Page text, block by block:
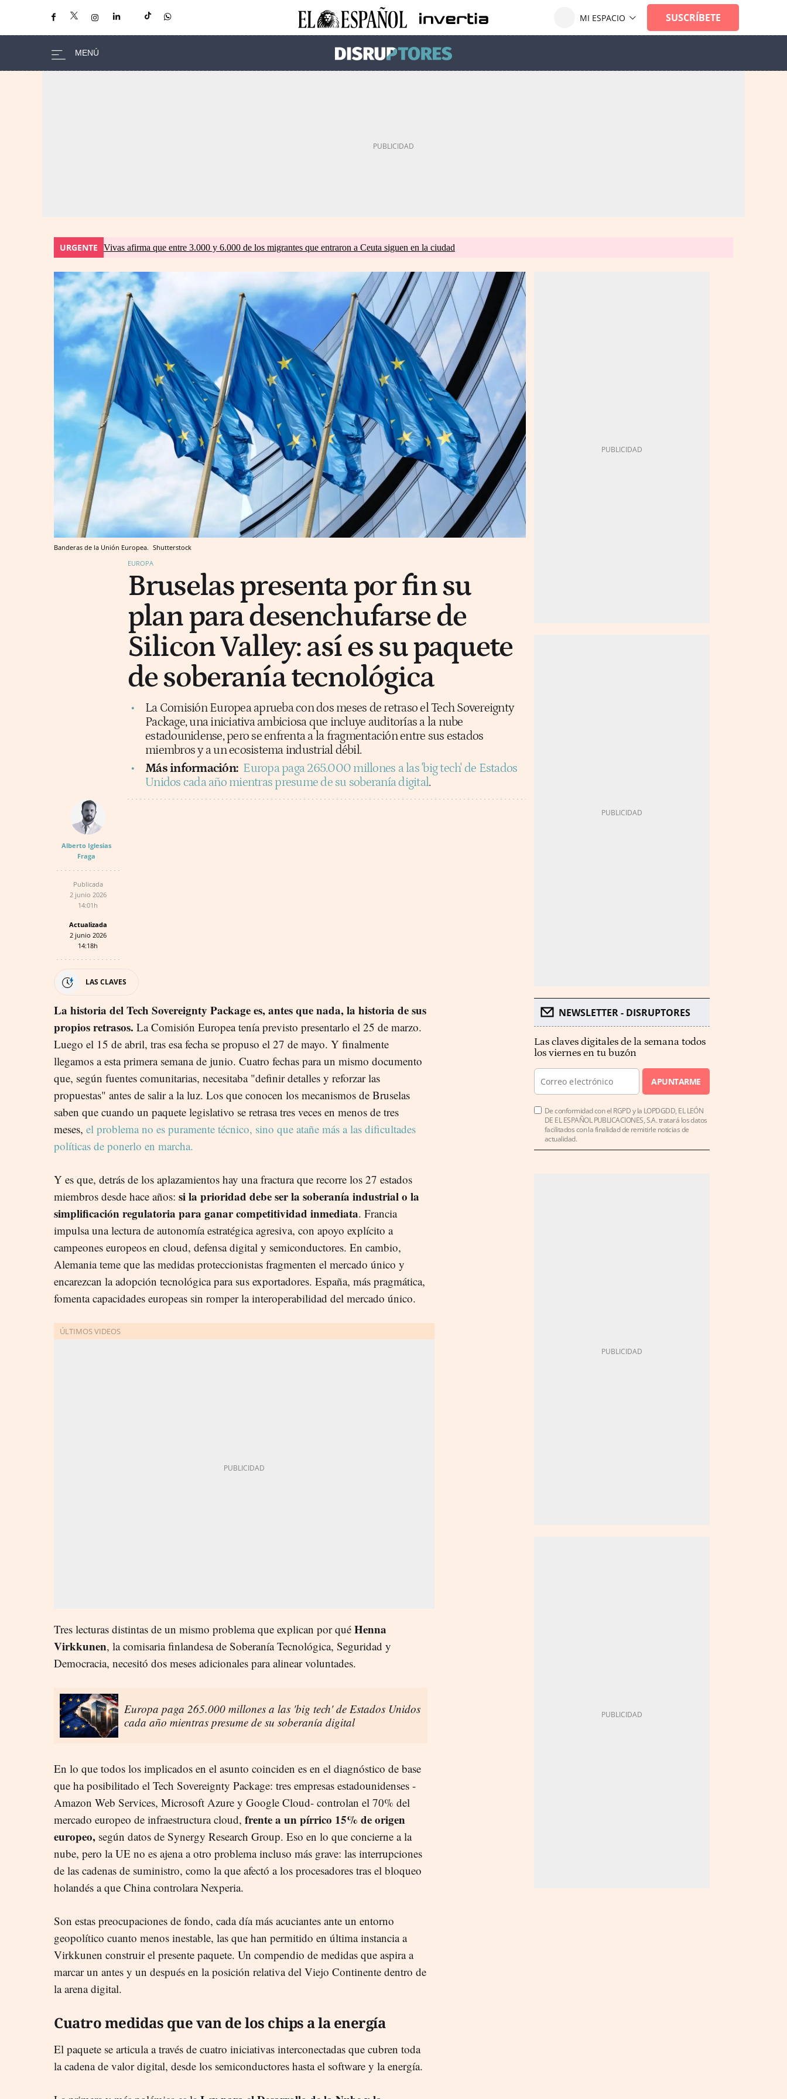
URGENTE Vivas afirma que entre 3.000 y 6.000 de los migrantes que entraron a Ceuta siguen en la ciudad
Banderas de la Unión Europea. Shutterstock
EUROPA
Bruselas presenta por fin su
plan para desenchufarse de
Silicon Valley: así es su paquete
de soberanía tecnológica
La Comisión Europea aprueba con dos meses de retraso el Tech Sovereignty
Package, una iniciativa ambiciosa que incluye auditorías a la nube
estadounidense, pero se enfrenta a la fragmentación entre sus estados
miembros y a un ecosistema industrial débil.
Más información: Europa paga 265.000 millones a las 'big tech' de Estados
Unidos cada año mientras presume de su soberanía digital.
Alberto Iglesias
Fraga
Publicada
2 junio 2026
14:01h
Actualizada
2 junio 2026
14:18h
LAS CLAVES
La historia del Tech Sovereignty Package es, antes que nada, la historia de sus
propios retrasos. La Comisión Europea tenía previsto presentarlo el 25 de marzo.
Luego el 15 de abril, tras esa fecha se propuso el 27 de mayo. Y finalmente
llegamos a esta primera semana de junio. Cuatro fechas para un mismo documento
que, según fuentes comunitarias, necesitaba "definir detalles y reforzar las
propuestas" antes de salir a la luz. Los que conocen los mecanismos de Bruselas
saben que cuando un paquete legislativo se retrasa tres veces en menos de tres
meses, el problema no es puramente técnico, sino que atañe más a las dificultades
políticas de ponerlo en marcha.
Y es que, detrás de los aplazamientos hay una fractura que recorre los 27 estados
miembros desde hace años: si la prioridad debe ser la soberanía industrial o la
simplificación regulatoria para ganar competitividad inmediata. Francia
impulsa una lectura de autonomía estratégica agresiva, con apoyo explícito a
campeones europeos en cloud, defensa digital y semiconductores. En cambio,
Alemania teme que las medidas proteccionistas fragmenten el mercado único y
encarezcan la adopción tecnológica para sus exportadores. España, más pragmática,
fomenta capacidades europeas sin romper la interoperabilidad del mercado único.
Tres lecturas distintas de un mismo problema que explican por qué Henna
Virkkunen, la comisaria finlandesa de Soberanía Tecnológica, Seguridad y
Democracia, necesitó dos meses adicionales para alinear voluntades.
Europa paga 265.000 millones a las 'big tech' de Estados Unidos
cada año mientras presume de su soberanía digital
En lo que todos los implicados en el asunto coinciden es en el diagnóstico de base
que ha posibilitado el Tech Sovereignty Package: tres empresas estadounidenses -
Amazon Web Services, Microsoft Azure y Google Cloud- controlan el 70% del
mercado europeo de infraestructura cloud, frente a un pírrico 15% de origen
europeo, según datos de Synergy Research Group. Eso en lo que concierne a la
nube, pero la UE no es ajena a otro problema incluso más grave: las interrupciones
de las cadenas de suministro, como la que afectó a los procesadores tras el bloqueo
holandés a que China controlara Nexperia.
Son estas preocupaciones de fondo, cada día más acuciantes ante un entorno
geopolítico cuanto menos inestable, las que han permitido en última instancia a
Virkkunen construir el presente paquete. Un compendio de medidas que aspira a
marcar un antes y un después en la posición relativa del Viejo Continente dentro de
la arena digital.
Cuatro medidas que van de los chips a la energía
El paquete se articula a través de cuatro iniciativas interconectadas que cubren toda
la cadena de valor digital, desde los semiconductores hasta el software y la energía.
NEWSLETTER - DISRUPTORES
Las claves digitales de la semana todos
los viernes en tu buzón
APUNTARME
De conformidad con el RGPD y la LOPDGDD, EL LEÓN
DE EL ESPAÑOL PUBLICACIONES, S.A. tratará los datos
facilitados con la finalidad de remitirle noticias de
actualidad.